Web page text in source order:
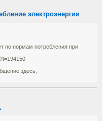
электроэнергии
по нормам потребления при
здесь,